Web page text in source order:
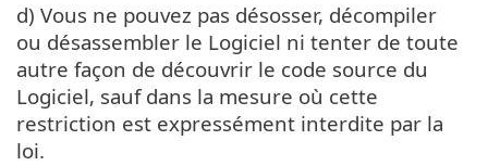
d) Vous ne pouvez pas désosser, décompiler
ou désassembler le Logiciel ni tenter de toute
autre façon de découvrir le code source du
Logiciel, sauf dans la mesure où cette
restriction est expressément interdite par la
loi.